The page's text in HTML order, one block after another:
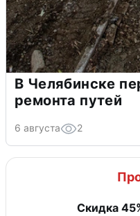
В Челябинске
ремонта путей
6 августа 2
Скидка